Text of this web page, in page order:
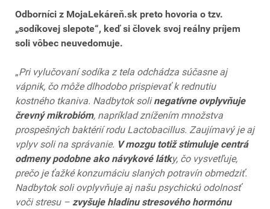
Odborníci z MojaLekáreň.sk preto hovoria o tzv.
„sodíkovej slepote“, keď si človek svoj reálny príjem
soli vôbec neuvedomuje.
„Pri vylučovaní sodíka z tela odchádza súčasne aj
vápnik, čo môže dlhodobo prispievať k rednutiu
kostného tkaniva. Nadbytok solinegatívne ovplyvňuje
črevný mikrobióm, napríklad znížením množstva
prospešných baktérií rodu Lactobacillus. Zaujímavý je aj
vplyv soli na správanie. V mozgu totiž stimuluje centrá
odmeny podobne ako návykové látky, čo vysvetľuje,
prečo je ťažké konzumáciu slaných potravín obmedziť.
Nadbytok soli ovplyvňuje aj našu psychickú odolnosť
voči stresu – zvyšuje hladinu stresového hormónu